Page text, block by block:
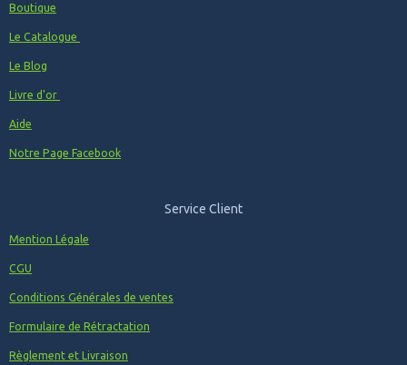
Boutique
Le Catalogue
Le Blog
Livre d'or
Aide
Notre Page Facebook
Service Client
Mention Légale
CGU
Conditions Générales de ventes
Formulaire de Rétractation
Règlement et Livraison